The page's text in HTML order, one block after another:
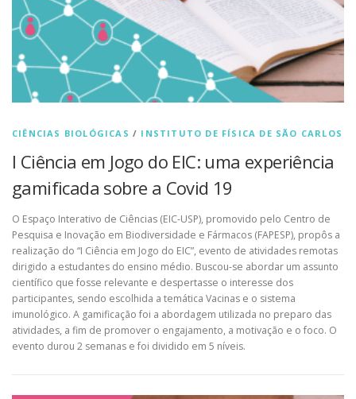
CIÊNCIAS BIOLÓGICAS / INSTITUTO DE FÍSICA DE SÃO CARLOS
I Ciência em Jogo do EIC: uma experiência
gamificada sobre a Covid 19
O Espaço Interativo de Ciências (EIC-USP), promovido pelo Centro de
Pesquisa e Inovação em Biodiversidade e Fármacos (FAPESP), propôs a
realização do “I Ciência em Jogo do EIC”, evento de atividades remotas
dirigido a estudantes do ensino médio. Buscou-se abordar um assunto
científico que fosse relevante e despertasse o interesse dos
participantes, sendo escolhida a temática Vacinas e o sistema
imunológico. A gamificação foi a abordagem utilizada no preparo das
atividades, a fim de promover o engajamento, a motivação e o foco. O
evento durou 2 semanas e foi dividido em 5 níveis.